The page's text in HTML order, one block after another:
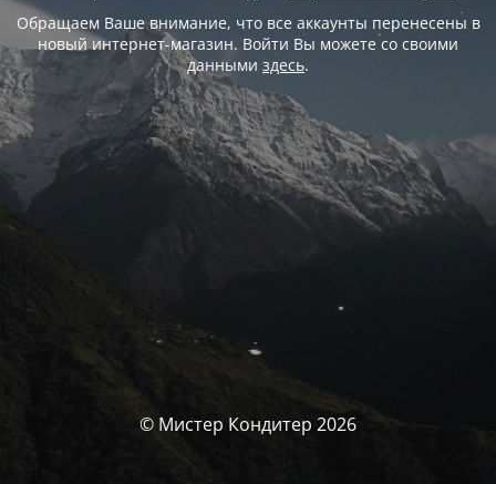
Обращаем Ваше внимание, что все аккаунты перенесены в
новый интернет-магазин. Войти Вы можете со своими
данными здесь.
© Мистер Кондитер 2026